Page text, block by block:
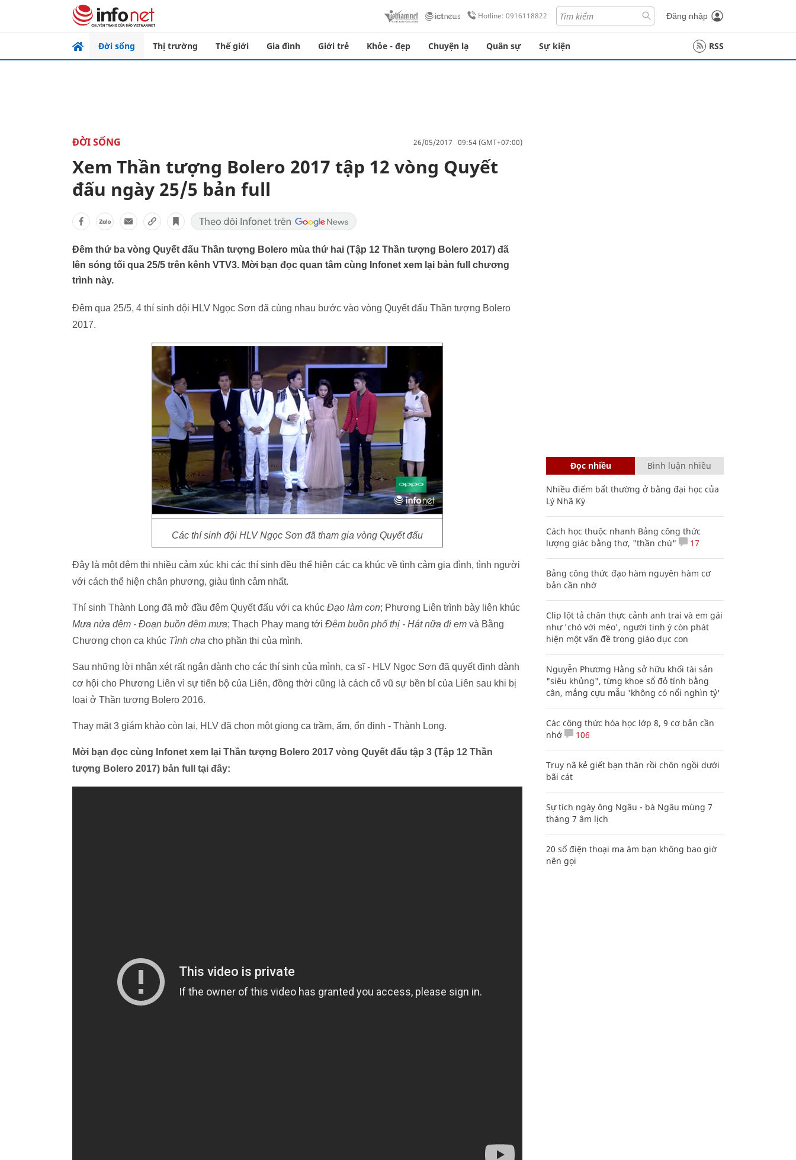
Hotline: 0916118822 Đăng nhập
Đời sống Thị trường Thế giới Gia đình Giới trẻ Khỏe - đẹp Chuyện lạ Quân sự Sự kiện RSS
ĐỜI SỐNG 26/05/2017 09:54 (GMT+07:00)
Xem Thần tượng Bolero 2017 tập 12 vòng Quyết
đấu ngày 25/5 bản full
Đêm thứ ba vòng Quyết đấu Thần tượng Bolero mùa thứ hai (Tập 12 Thần tượng Bolero 2017) đã
lên sóng tối qua 25/5 trên kênh VTV3. Mời bạn đọc quan tâm cùng Infonet xem lại bản full chương
trình này.
Đêm qua 25/5, 4 thí sinh đội HLV Ngọc Sơn đã cùng nhau bước vào vòng Quyết đấu Thần tượng Bolero
2017.
Các thí sinh đội HLV Ngọc Sơn đã tham gia vòng Quyết đấu
Đây là một đêm thi nhiều cảm xúc khi các thí sinh đều thể hiện các ca khúc về tình cảm gia đình, tình người
với cách thể hiện chân phương, giàu tình cảm nhất.
Thí sinh Thành Long đã mở đầu đêm Quyết đấu với ca khúc Đạo làm con; Phương Liên trình bày liên khúc
Mưa nửa đêm - Đoạn buồn đêm mưa; Thạch Phay mang tới Đêm buồn phố thị - Hát nữa đi em và Bằng
Chương chọn ca khúc Tình cha cho phần thi của mình.
Sau những lời nhận xét rất ngắn dành cho các thí sinh của mình, ca sĩ - HLV Ngọc Sơn đã quyết định dành
cơ hội cho Phương Liên vì sự tiến bộ của Liên, đồng thời cũng là cách cổ vũ sự bền bỉ của Liên sau khi bị
loại ở Thần tượng Bolero 2016.
Thay mặt 3 giám khảo còn lại, HLV đã chọn một giọng ca trầm, ấm, ổn định - Thành Long.
Mời bạn đọc cùng Infonet xem lại Thần tượng Bolero 2017 vòng Quyết đấu tập 3 (Tập 12 Thần
tượng Bolero 2017) bản full tại đây:
Đọc nhiều Bình luận nhiều
Nhiều điểm bất thường ở bằng đại học của
Lý Nhã Kỳ
Cách học thuộc nhanh Bảng công thức
lượng giác bằng thơ, "thần chú"
17
Bảng công thức đạo hàm nguyên hàm cơ
bản cần nhớ
Clip lột tả chân thực cảnh anh trai và em gái
như 'chó với mèo', người tinh ý còn phát
hiện một vấn đề trong giáo dục con
Nguyễn Phương Hằng sở hữu khối tài sản
"siêu khủng", từng khoe sổ đỏ tính bằng
cân, mắng cựu mẫu 'không có nổi nghìn tỷ'
Các công thức hóa học lớp 8, 9 cơ bản cần
nhớ
106
Truy nã kẻ giết bạn thân rồi chôn ngồi dưới
bãi cát
Sự tích ngày ông Ngâu - bà Ngâu mùng 7
tháng 7 âm lịch
20 số điện thoại ma ám bạn không bao giờ
nên gọi